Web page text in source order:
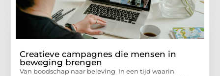
Creatieve campagnes die mensen in
beweging brengen
Van boodschap naar beleving In een tijd waarin